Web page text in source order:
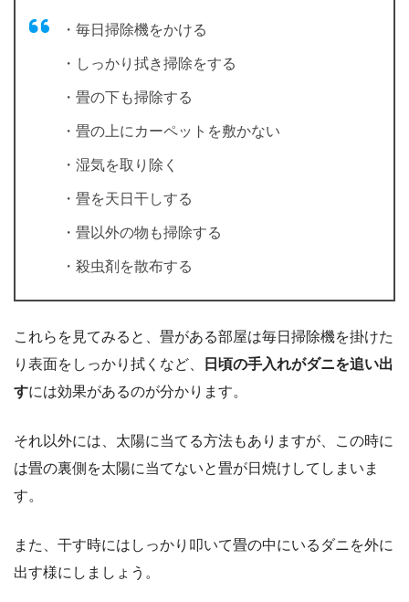
・毎日掃除機をかける
・しっかり拭き掃除をする
・畳の下も掃除する
・畳の上にカーペットを敷かない
・湿気を取り除く
・畳を天日干しする
・畳以外の物も掃除する
・殺虫剤を散布する
これらを見てみると、畳がある部屋は毎日掃除機を掛けた
り表面をしっかり拭くなど、
日頃の手入れがダニを追い出
すには効果があるのが分かります。
それ以外には、太陽に当てる方法もありますが、この時に
は畳の裏側を太陽に当てないと畳が日焼けしてしまいま
す。
また、干す時にはしっかり叩いて畳の中にいるダニを外に
出す様にしましょう。